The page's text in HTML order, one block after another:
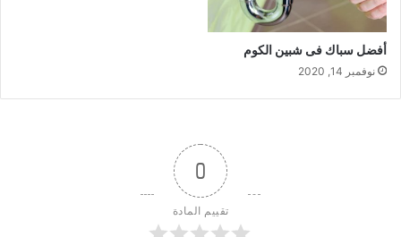
أفضل سباك فى شبين الكوم
نوفمبر 14, 2020
0
تقييم المادة